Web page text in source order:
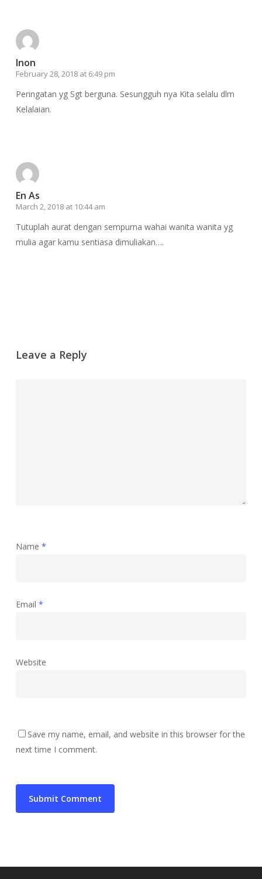
Inon
February 28, 2018 at 6:49 pm
Peringatan yg Sgt berguna. Sesungguh nya Kita selalu dlm
Kelalaian.
En As
March 2, 2018 at 10:44 am
Tutuplah aurat dengan sempurna wahai wanita wanita yg
mulia agar kamu sentiasa dimuliakan….
Leave a Reply
Name *
Email *
Website
Save my name, email, and website in this browser for the
next time I comment.